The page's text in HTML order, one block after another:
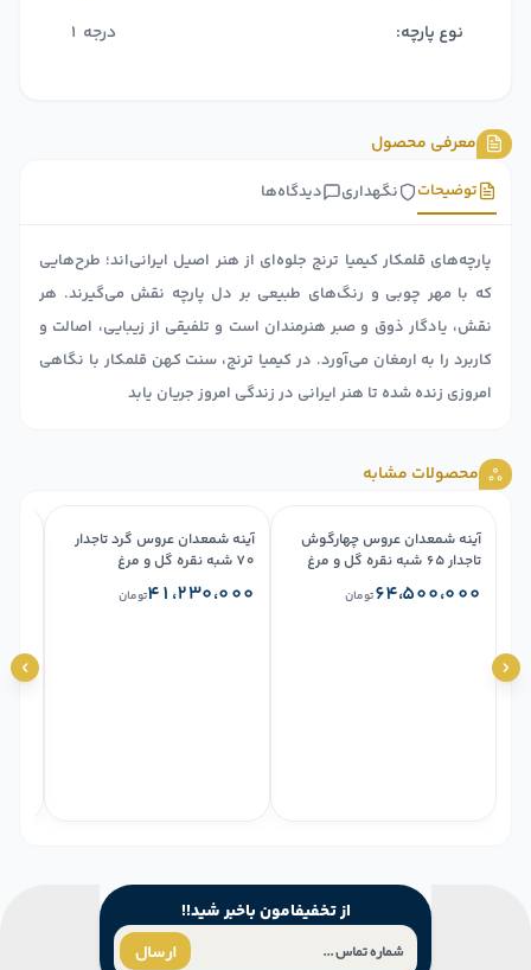
نوع پارچه:
درجه 1
معرفی محصول
دیدگاه‌ها نگهداری توضیحات
پارچه‌های قلمکار کیمیا ترنج جلوه‌ای از هنر اصیل ایرانی‌اند؛ طرح‌هایی
که با مهر چوبی و رنگ‌های طبیعی بر دل پارچه نقش می‌گیرند. هر
نقش، یادگار ذوق و صبر هنرمندان است و تلفیقی از زیبایی، اصالت و
کاربرد را به ارمغان می‌آورد. در کیمیا ترنج، سنت کهن قلمکار با نگاهی
امروزی زنده شده تا هنر ایرانی در زندگی امروز جریان یابد
محصولات مشابه
آینه شمعدان عروس چهارگوش
تاجدار ۶۵ شبه نقره گل و مرغ
۶۴،۵۰۰،۰۰۰تومان
آینه شمعدان عروس گرد تاجدار
۷۰ شبه نقره گل و مرغ
۴۱،۲۳۰،۰۰۰تومان
ارسال
از تخفیفامون باخبر شید!!